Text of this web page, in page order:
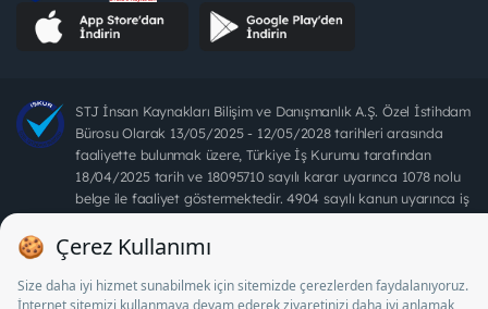
STJ İnsan Kaynakları Bilişim ve Danışmanlık A.Ş. Özel İstihdam
Bürosu Olarak 13/05/2025 - 12/05/2028 tarihleri arasında
faaliyette bulunmak üzere, Türkiye İş Kurumu tarafından
18/04/2025 tarih ve 18095710 sayılı karar uyarınca 1078 nolu
belge ile faaliyet göstermektedir. 4904 sayılı kanun uyarınca iş